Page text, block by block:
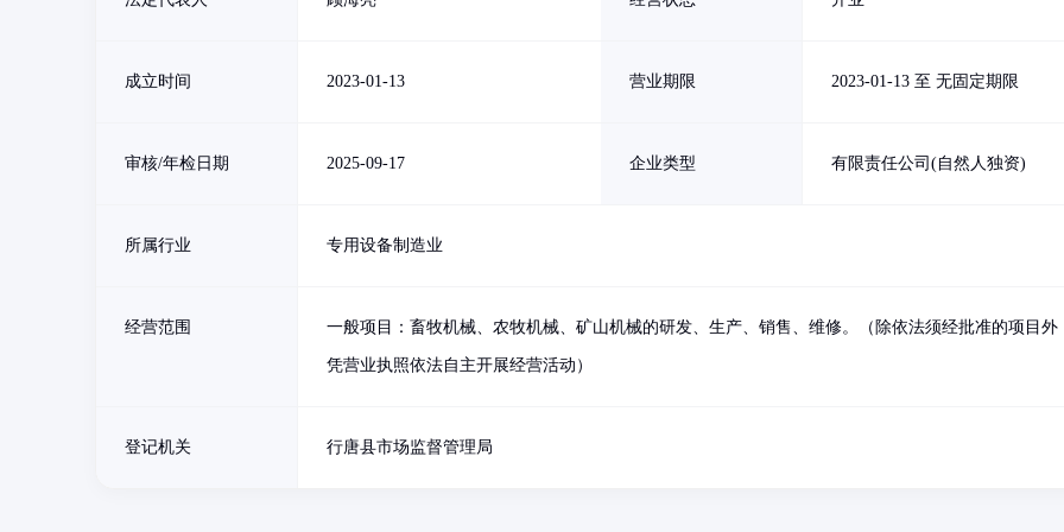
成立时间 2023-01-13 营业期限 2023-01-13 至 无固定期限
审核/年检日期 2025-09-17 企业类型 有限责任公司(自然人独资)
所属行业 专用设备制造业
经营范围 一般项目：畜牧机械、农牧机械、矿山机械的研发、生产、销售、维修。（除依法须经批准的项目外
凭营业执照依法自主开展经营活动）
登记机关 行唐县市场监督管理局